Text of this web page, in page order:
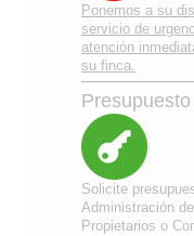
Ponemos a su
servicio de
atención
su finca.
Presupuesto
Solicite
Administración
Propietarios o